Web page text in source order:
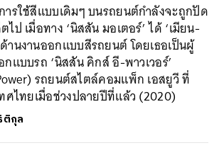
ารใช้สีแบบเดิมๆ บนรถยนต์กำลังจะถูกปัด
ป เมื่อทาง ‘นิสสัน มอเตอร์’ ได้ ‘เมียน-
านงานออกแบบสีรถยนต์ โดยเธอเป็นผู้
แบบรถ ‘นิสสัน คิกส์ อี-พาวเวอร์’
รถยนต์สไตล์คอมแพ็ก เอสยูวี ที่
ศไทยเมื่อช่วงปลายปีที่แล้ว (2020)
กุล